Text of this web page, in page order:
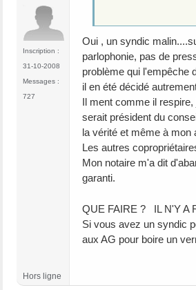
Inscription :
31-10-2008
Messages :
727
Oui , un syndic
parlophonie, pas de
problème qui l'empêche
il en été décidé
Il ment comme il
serait président du
la vérité et même à
Les autres
Mon notaire m'a dit
garanti.
QUE FAIRE ? IL N'Y A
Si vous avez un syndic
aux AG pour boire un
Hors ligne